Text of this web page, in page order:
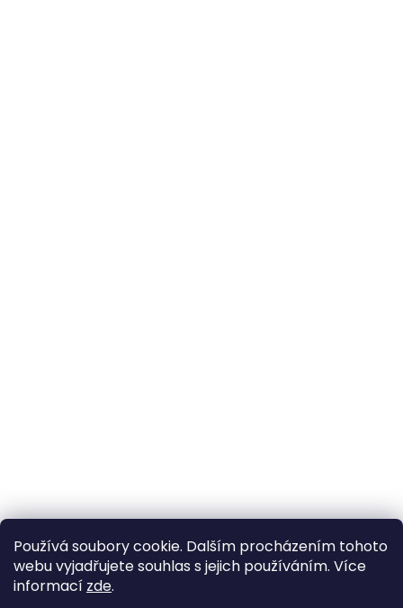
Používá soubory cookie. Dalším procházením tohoto
webu vyjadřujete souhlas s jejich používáním. Více
informací zde.